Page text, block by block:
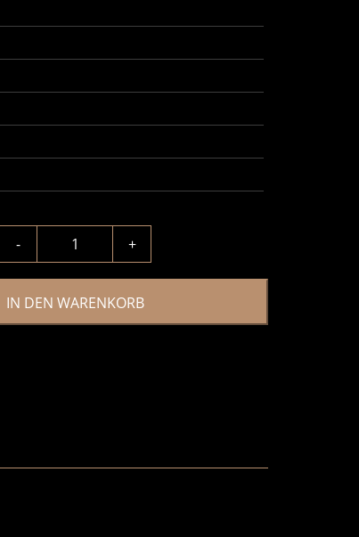
- +
IN DEN WARENKORB